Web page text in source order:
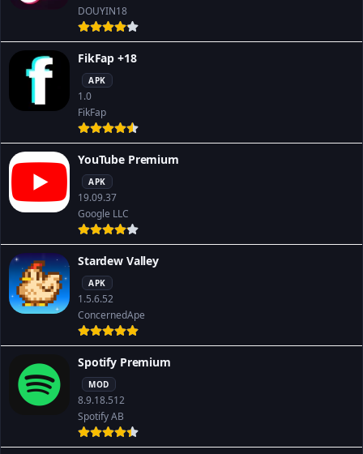
DOUYIN18
FikFap +18
APK
1.0
FikFap
YouTube Premium
APK
19.09.37
Google LLC
Stardew Valley
APK
1.5.6.52
ConcernedApe
Spotify Premium
MOD
8.9.18.512
Spotify AB